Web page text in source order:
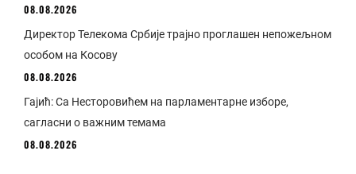
08.08.2026
Директор Телекома Србије трајно проглашен непожељном
особом на Косову
08.08.2026
Гајић: Са Несторовићем на парламентарне изборе,
сагласни о важним темама
08.08.2026